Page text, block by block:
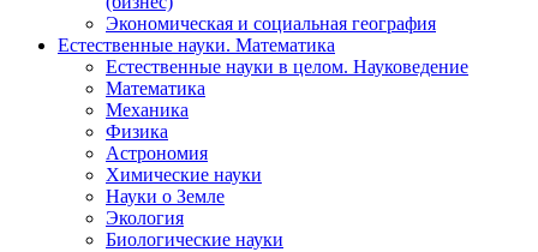
Экономическая и социальная география
Естественные науки. Математика
Естественные науки в целом. Науковедение
Математика
Механика
Физика
Астрономия
Химические науки
Науки о Земле
Экология
Биологические науки